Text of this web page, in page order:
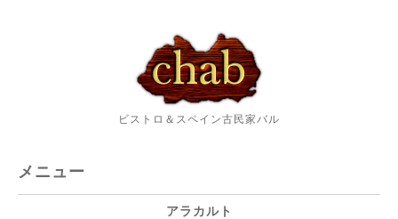
ビストロ＆スペイン古民家バル
メニュー
アラカルト